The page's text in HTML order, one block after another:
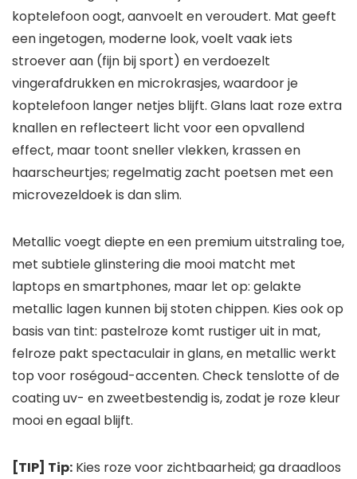
koptelefoon oogt, aanvoelt en veroudert. Mat geeft
een ingetogen, moderne look, voelt vaak iets
stroever aan (fijn bij sport) en verdoezelt
vingerafdrukken en microkrasjes, waardoor je
koptelefoon langer netjes blijft. Glans laat roze extra
knallen en reflecteert licht voor een opvallend
effect, maar toont sneller vlekken, krassen en
haarscheurtjes; regelmatig zacht poetsen met een
microvezeldoek is dan slim.
Metallic voegt diepte en een premium uitstraling toe,
met subtiele glinstering die mooi matcht met
laptops en smartphones, maar let op: gelakte
metallic lagen kunnen bij stoten chippen. Kies ook op
basis van tint: pastelroze komt rustiger uit in mat,
felroze pakt spectaculair in glans, en metallic werkt
top voor roségoud-accenten. Check tenslotte of de
coating uv- en zweetbestendig is, zodat je roze kleur
mooi en egaal blijft.
[TIP] Tip: Kies roze voor zichtbaarheid; ga draadloos